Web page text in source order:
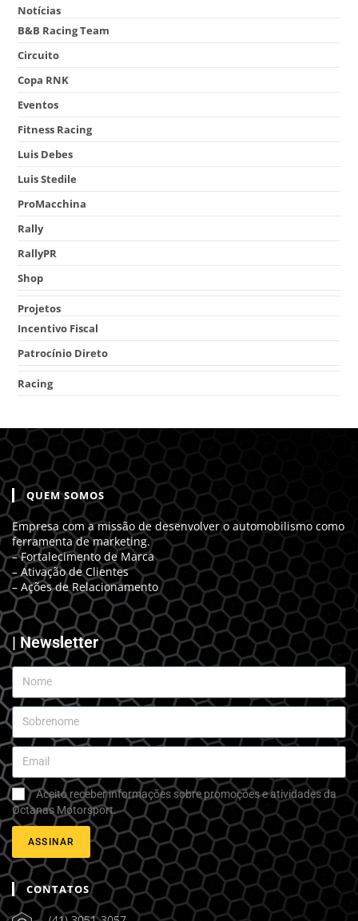
Notícias
B&B Racing Team
Circuito
Copa RNK
Eventos
Fitness Racing
Luis Debes
Luis Stedile
ProMacchina
Rally
RallyPR
Shop
Projetos
Incentivo Fiscal
Patrocínio Direto
Racing
QUEM SOMOS
Empresa com a missão de desenvolver o automobilismo como
ferramenta de marketing.
– Fortalecimento de Marca
– Ativação de Clientes
– Ações de Relacionamento
| Newsletter
Aceito receber informações sobre promoções e atividades da
Octanas Motorsport.
ASSINAR
CONTATOS